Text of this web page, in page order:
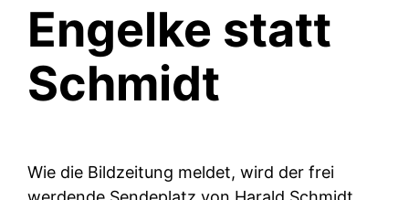
Engelke statt
Schmidt
Wie die Bildzeitung meldet, wird der frei